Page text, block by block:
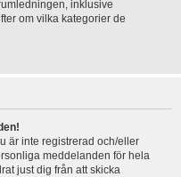
inklusive
om vilka kategorier de
är inte registrerad och/eller
meddelanden för hela
just dig från att skicka